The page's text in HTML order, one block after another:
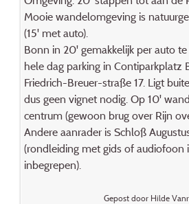
Mooie wandelomgeving is
(15' met auto).
Bonn in 20' gemakkelijk per auto
hele dag parking in Contiparkplatz
Friedrich-Breuer-straße 17. Ligt
dus geen vignet nodig. Op 10'
centrum (gewoon brug over Rijn
Andere aanrader is Schloß
(rondleiding met gids of audiofoon
inbegrepen).
Gepost door Hilde